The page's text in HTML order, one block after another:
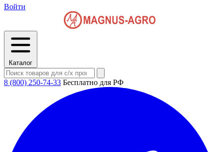
Войти
Каталог
8 (800) 250-74-33 Бесплатно для РФ